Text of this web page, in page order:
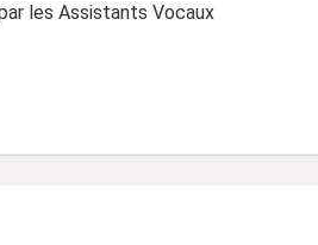
les Assistants Vocaux